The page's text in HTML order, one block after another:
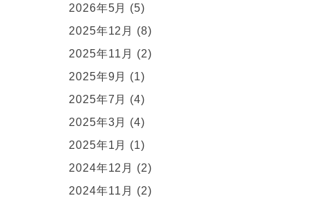
2026年5月 (5)
2025年12月 (8)
2025年11月 (2)
2025年9月 (1)
2025年7月 (4)
2025年3月 (4)
2025年1月 (1)
2024年12月 (2)
2024年11月 (2)